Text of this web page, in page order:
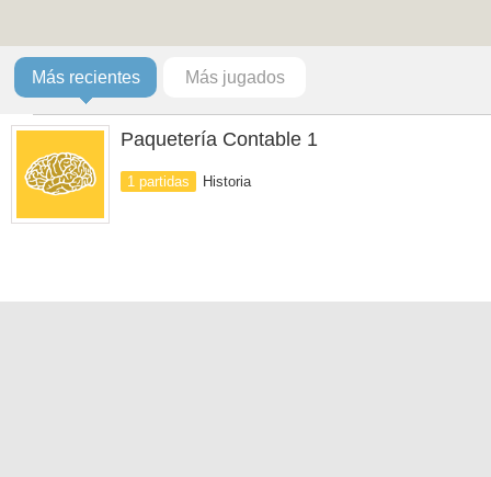
Más recientes Más jugados
Paquetería Contable 1
1 partidas Historia